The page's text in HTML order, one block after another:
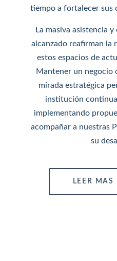
tiempo a fortalecer sus
La masiva asistencia
alcanzado reafirman la
estos espacios de
Mantener un negocio
mirada estratégica
institución
implementando
acompañar a nuestras
su
LEER MAS